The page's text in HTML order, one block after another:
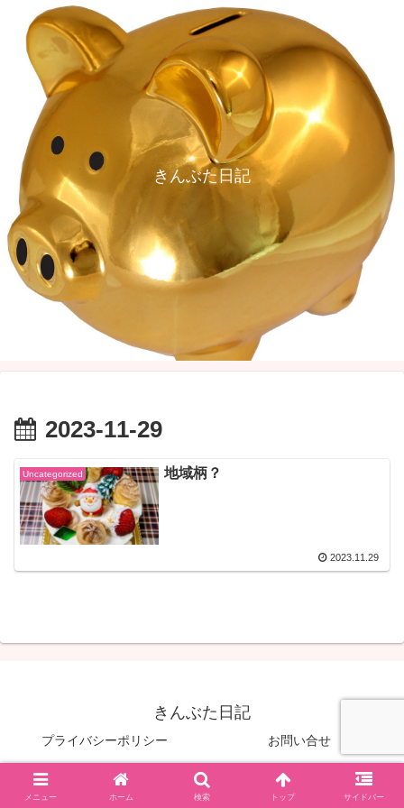
きんぶた日記
2023-11-29
Uncategorized 地域柄？
2023.11.29
きんぶた日記
プライバシーポリシー お問い合せ
© 2022 きんぶた日記.
メニュー ホーム 検索 トップ サイドバー